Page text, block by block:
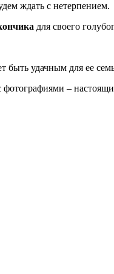
ждать с нетерпением.
для своего
быть удачным для ее
фотографиями –